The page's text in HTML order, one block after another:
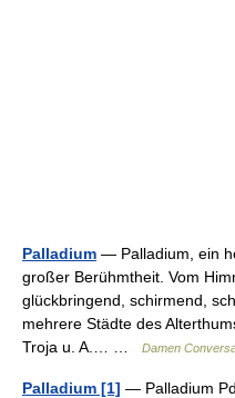
Palladium — Palladium, ein
großer Berühmtheit. Vom
glückbringend, schirmend,
mehrere Städte des
Troja u. A.… …
Damen
Palladium [1] — Palladium